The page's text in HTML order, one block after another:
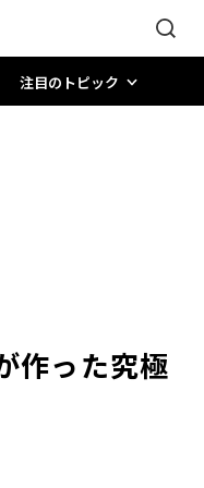
注目のトピック
作った究極